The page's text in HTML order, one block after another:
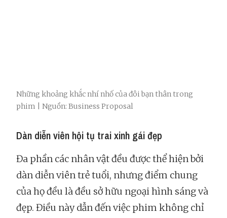
Những khoảng khắc nhí nhố của đôi bạn thân trong
phim | Nguồn: Business Proposal
Dàn diễn viên hội tụ trai xinh gái đẹp
Đa phần các nhân vật đều được thể hiện bởi
dàn diễn viên trẻ tuổi, nhưng điểm chung
của họ đều là đều sở hữu ngoại hình sáng và
đẹp. Điều này dẫn đến việc phim không chỉ